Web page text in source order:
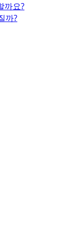
까요?
까?